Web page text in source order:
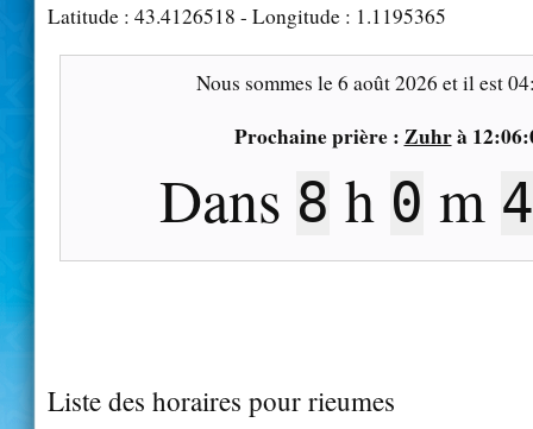
Latitude : 43.4126518 - Longitude : 1.1195365
Nous sommes le6 août 2026 et il est
Prochaine prière : Zuhrà
Dans 8 h 0 m 4
Liste des horaires pour rieumes